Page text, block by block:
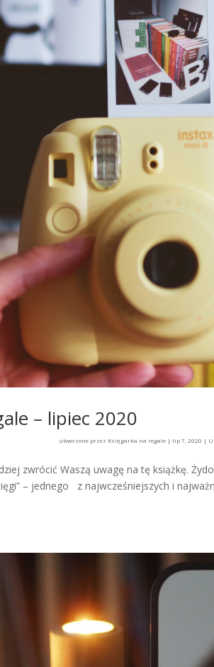
– lipiec 2020
utworzone przez Księgarka na regale | lip 7, 2020 |
zwrócić Waszą uwagę na tę książkę.
– jednego z najwcześniejszych i